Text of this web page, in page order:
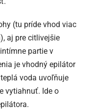
(tu príde vhod viac
aj pre citlivejšie
partie v
je vhodný epilátor
voda uvoľňuje
vytiahnuť. Ide o